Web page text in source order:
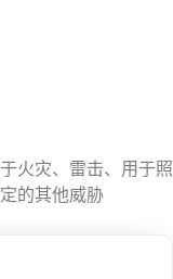
火灾、雷击、用于照
的其他威胁